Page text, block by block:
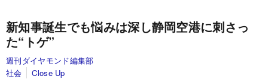
新知事誕生でも悩みは深し静岡空港に刺さっ
た“トゲ”
週刊ダイヤモンド編集部
社会
Close Up